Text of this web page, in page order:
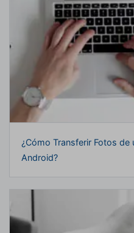
¿Cómo Transferir Fotos de
Android?